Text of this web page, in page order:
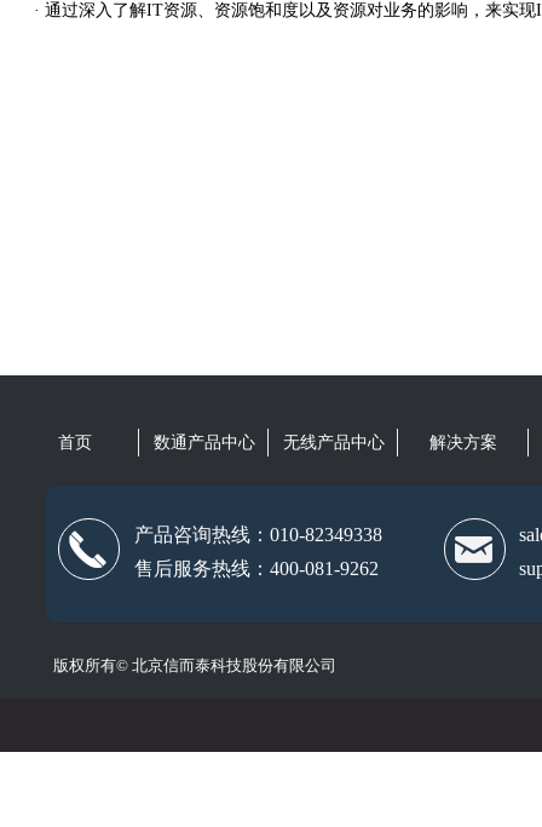
· 通过深入了解IT资源、资源饱和度以及资源对业务的影响，来实
产品咨询热线：010-82349338
售后服务热线：400-081-9262
首页 数通产品中心 无线产品中心 解决方案
版权所有© 北京信而泰科技股份有限公司
끅 낂